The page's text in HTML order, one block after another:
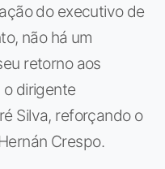
do executivo de
não há um
retorno aos
dirigente
Silva, reforçando o
Crespo.